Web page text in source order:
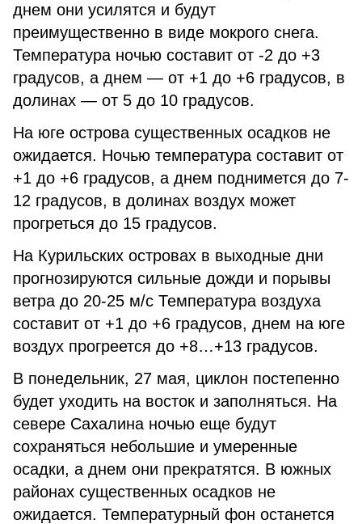
днем они усилятся и будут
преимущественно в виде мокрого снега.
Температура ночью составит от -2 до +3
градусов, а днем — от +1 до +6 градусов, в
долинах — от 5 до 10 градусов.
На юге острова существенных осадков не
ожидается. Ночью температура составит от
+1 до +6 градусов, а днем поднимется до 7-
12 градусов, в долинах воздух может
прогреться до 15 градусов.
На Курильских островах в выходные дни
прогнозируются сильные дожди и порывы
ветра до 20-25 м/с Температура воздуха
составит от +1 до +6 градусов, днем на юге
воздух прогреется до +8…+13 градусов.
В понедельник, 27 мая, циклон постепенно
будет уходить на восток и заполняться. На
севере Сахалина ночью еще будут
сохраняться небольшие и умеренные
осадки, а днем они прекратятся. В южных
районах существенных осадков не
ожидается. Температурный фон останется